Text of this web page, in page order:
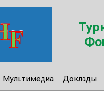
Мультимедиа Доклады